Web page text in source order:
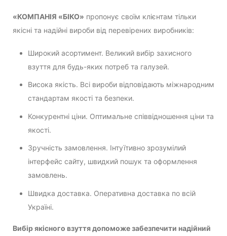
«КОМПАНІЯ «БІКО» пропонує своїм клієнтам тільки
якісні та надійні вироби від перевірених виробників:
Широкий асортимент. Великий вибір захисного
взуття для будь-яких потреб та галузей.
Висока якість. Всі вироби відповідають міжнародним
стандартам якості та безпеки.
Конкурентні ціни. Оптимальне співвідношення ціни та
якості.
Зручність замовлення. Інтуїтивно зрозумілий
інтерфейс сайту, швидкий пошук та оформлення
замовлень.
Швидка доставка. Оперативна доставка по всій
Україні.
Вибір якісного взуття допоможе забезпечити надійний